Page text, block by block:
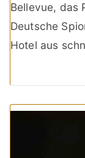
Bellevue, das
Deutsche
Hotel aus